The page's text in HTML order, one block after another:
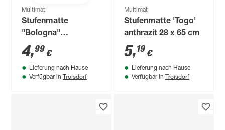
Multimat
Stufenmatte
"Bologna"
Polypropylen 65 x 28
cm beige
4,99 €
Lieferung nach Hause
Verfügbar in Troisdorf
Multimat
Stufenmatte 'Togo'
anthrazit 28 x 65 cm
5,19 €
Lieferung nach Hause
Verfügbar in Troisdorf